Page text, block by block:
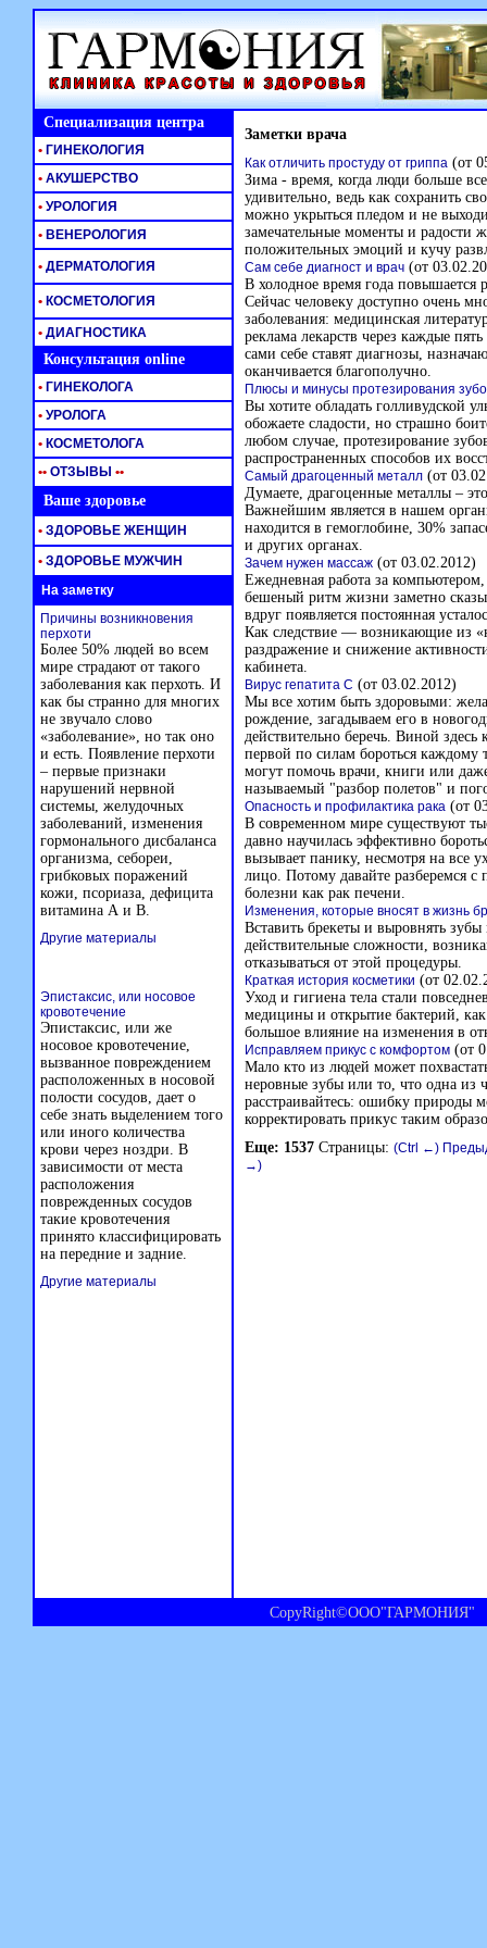
Специализация центра Заметки врача
Как отличить простуду от гриппа (от
Зима - время, когда люди больше
удивительно, ведь как сохранить
можно укрыться пледом и не
замечательные моменты и радости
положительных эмоций и кучу
Сам себе диагност и врач (от
В холодное время года повышается
Сейчас человеку доступно очень
заболевания: медицинская
реклама лекарств через каждые
сами себе ставят диагнозы,
оканчивается благополучно.
Плюсы и минусы протезирования
Вы хотите обладать голливудской
обожаете сладости, но страшно
любом случае, протезирование
распространенных способов их
Самый драгоценный металл (от
Думаете, драгоценные металлы –
Важнейшим является в нашем
находится в гемоглобине, 30%
и других органах.
Зачем нужен массаж (от 03.02.2012)
Ежедневная работа за
бешеный ритм жизни заметно
вдруг появляется постоянная
Как следствие — возникающие из
раздражение и снижение
кабинета.
Вирус гепатита С (от 03.02.2012)
Мы все хотим быть здоровыми:
рождение, загадываем его в
действительно беречь. Виной
первой по силам бороться каждому
могут помочь врачи, книги или
называемый "разбор полетов" и
Опасность и профилактика рака (от
В современном мире существуют
давно научилась эффективно
вызывает панику, несмотря на все
лицо. Потому давайте разберемся
болезни как рак печени.
Изменения, которые вносят в жизнь
Вставить брекеты и выровнять
действительные сложности,
отказываться от этой процедуры.
Краткая история косметики (от
Уход и гигиена тела стали
медицины и открытие бактерий,
большое влияние на изменения в
Исправляем прикус с комфортом (от
Мало кто из людей может
неровные зубы или то, что одна из
расстраивайтесь: ошибку природы
корректировать прикус таким
Еще: 1537 Страницы: (Ctrl ←)
→)
• ГИНЕКОЛОГИЯ
• АКУШЕРСТВО
• УРОЛОГИЯ
• ВЕНЕРОЛОГИЯ
• ДЕРМАТОЛОГИЯ
• КОСМЕТОЛОГИЯ
• ДИАГНОСТИКА
Консультация online
• ГИНЕКОЛОГА
• УРОЛОГА
• КОСМЕТОЛОГА
•• ОТЗЫВЫ ••
Ваше здоровье
• ЗДОРОВЬЕ ЖЕНЩИН
• ЗДОРОВЬЕ МУЖЧИН
На заметку
Причины возникновения
перхоти
Более 50% людей во всем
мире страдают от такого
заболевания как перхоть. И
как бы странно для многих
не звучало слово
«заболевание», но так оно
и есть. Появление перхоти
– первые признаки
нарушений нервной
системы, желудочных
заболеваний, изменения
гормонального дисбаланса
организма, себореи,
грибковых поражений
кожи, псориаза, дефицита
витамина А и В.
Другие материалы
Эпистаксис, или носовое
кровотечение
Эпистаксис, или же
носовое кровотечение,
вызванное повреждением
расположенных в носовой
полости сосудов, дает о
себе знать выделением того
или иного количества
крови через ноздри. В
зависимости от места
расположения
поврежденных сосудов
такие кровотечения
принято классифицировать
на передние и задние.
Другие материалы